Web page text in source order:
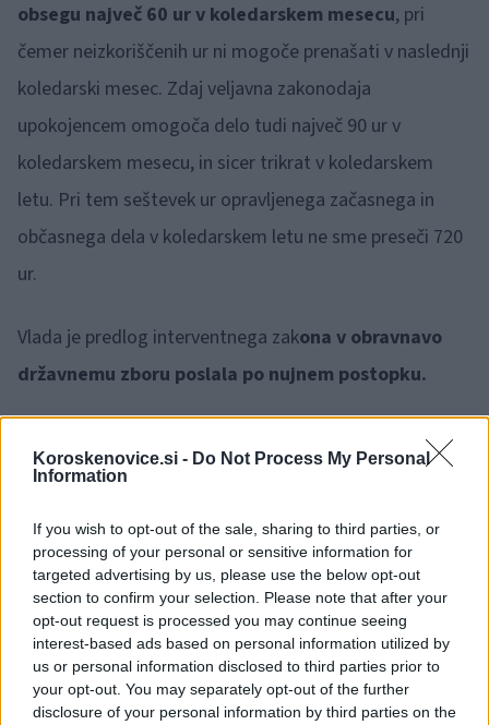
Koroskenovice.si - Do Not Process My Personal
Information
If you wish to opt-out of the sale, sharing to third parties, or
processing of your personal or sensitive information for
targeted advertising by us, please use the below opt-out
section to confirm your selection. Please note that after your
opt-out request is processed you may continue seeing
interest-based ads based on personal information utilized by
us or personal information disclosed to third parties prior to
your opt-out. You may separately opt-out of the further
disclosure of your personal information by third parties on the
obsegu največ 60 ur v koledarskem mesecu, pri
čemer neizkoriščenih ur ni mogoče prenašati v naslednji
koledarski mesec. Zdaj veljavna zakonodaja
upokojencem omogoča delo tudi največ 90 ur v
koledarskem mesecu, in sicer trikrat v koledarskem
letu. Pri tem seštevek ur opravljenega začasnega in
občasnega dela v koledarskem letu ne sme preseči 720
ur.
Vlada je predlog interventnega zakona v obravnavo
državnemu zboru poslala po nujnem postopku.
Opozorilo:Po 297. členu Kazenskega zakonika je
posameznik kazensko odgovoren za javno spodbujanje
sovraštva, nasilja ali nestrpnosti. Komentarji z žaljivimi,
rasističnimi, diskriminatornimi ali nezakonitimi vsebinami bodo
odstranjeni. Pravila komentiranja →
Failed to fetch